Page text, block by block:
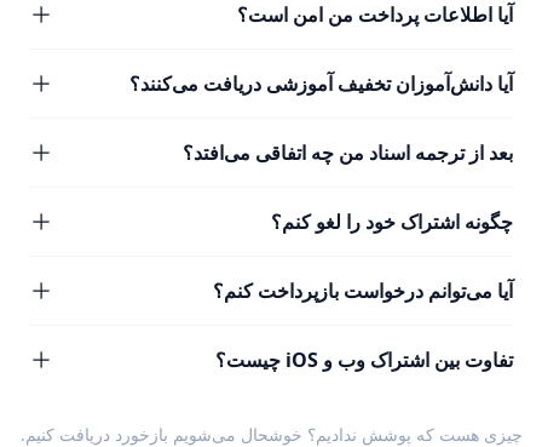
آیا اطلاعات پرداخت من امن است؟
آیا دانش‌آموزان تخفیف آموزشی دریافت می‌کنند؟
بعد از ترجمه اسناد من چه اتفاقی می‌افتد؟
چگونه اشتراک خود را لغو کنم؟
آیا می‌توانم درخواست بازپرداخت کنم؟
تفاوت بین اشتراک وب و iOS چیست؟
چیزی هست که پوشش ندادیم؟ خوشحال می‌شویم بازخورد دریافت کنیم.